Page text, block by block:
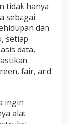
tidak hanya
sebagai
dan
setiap
data,
fair, and
ingin
alat